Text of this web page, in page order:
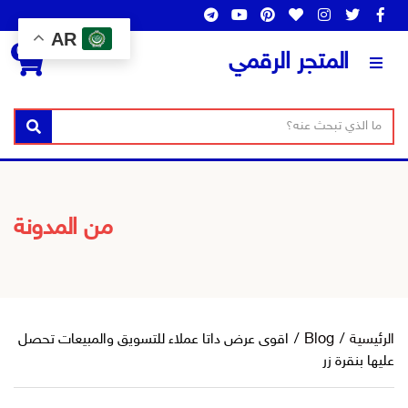
المتجر الرقمي
س
ف
ص
ا
بحث
0
من المدونة
الرئيسية /
Blog
/ اقوى عرض داتا عملاء للتسويق والمبيعات تحصل
عليها بنقرة زر
AR